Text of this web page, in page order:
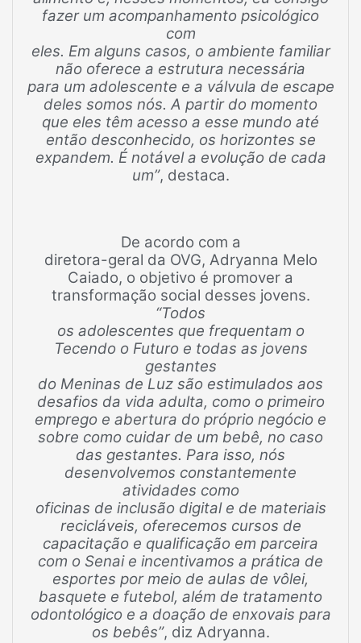
fazer um acompanhamento psicológico
com
eles. Em alguns casos, o ambiente familiar
não oferece a estrutura necessária
para um adolescente e a válvula de escape
deles somos nós. A partir do momento
que eles têm acesso a esse mundo até
então desconhecido, os horizontes se
expandem. É notável a evolução de cada
um”, destaca.
De acordo com a
diretora-geral da OVG, Adryanna Melo
Caiado, o objetivo é promover a
transformação social desses jovens.
“Todos
os adolescentes que frequentam o
Tecendo o Futuro e todas as jovens
gestantes
do Meninas de Luz são estimulados aos
desafios da vida adulta, como o primeiro
emprego e abertura do próprio negócio e
sobre como cuidar de um bebê, no caso
das gestantes. Para isso, nós
desenvolvemos constantemente
atividades como
oficinas de inclusão digital e de materiais
recicláveis, oferecemos cursos de
capacitação e qualificação em parceira
com o Senai e incentivamos a prática de
esportes por meio de aulas de vôlei,
basquete e futebol, além de tratamento
odontológico e a doação de enxovais para
os bebês”, diz Adryanna.